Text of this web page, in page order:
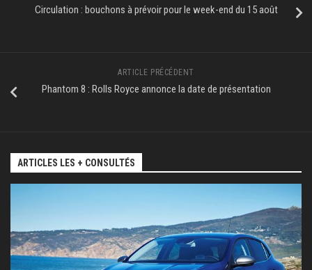
Circulation : bouchons à prévoir pour le week-end du 15 août
ARTICLE PRÉCÉDENT
Phantom 8 : Rolls Royce annonce la date de présentation
ARTICLES LES + CONSULTÉS